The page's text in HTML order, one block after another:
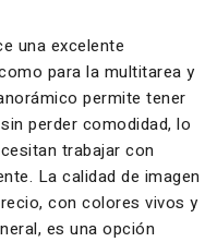
una excelente
para la multitarea y
permite tener
perder comodidad, lo
trabajar con
La calidad de imagen
con colores vivos y
es una opción